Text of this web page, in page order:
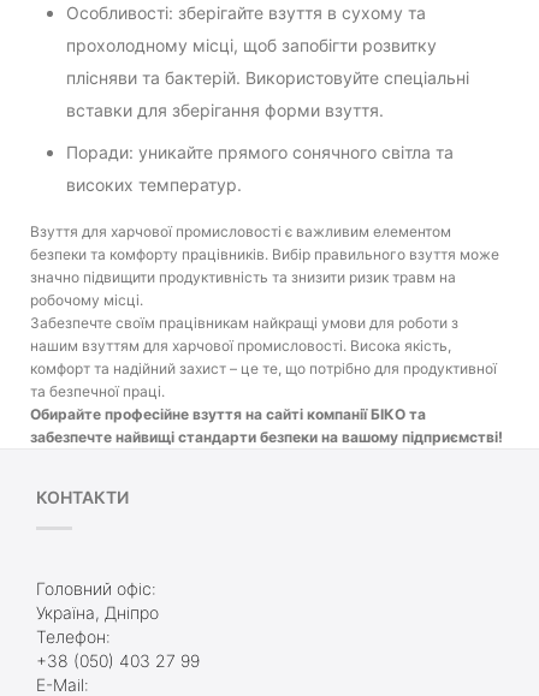
Особливості: зберігайте взуття в сухому та
прохолодному місці, щоб запобігти розвитку
плісняви та бактерій. Використовуйте спеціальні
вставки для зберігання форми взуття.
Поради: уникайте прямого сонячного світла та
високих температур.
Взуття для харчової промисловості є важливим елементом
безпеки та комфорту працівників. Вибір правильного взуття може
значно підвищити продуктивність та знизити ризик травм на
робочому місці.
Забезпечте своїм працівникам найкращі умови для роботи з
нашим взуттям для харчової промисловості. Висока якість,
комфорт та надійний захист – це те, що потрібно для продуктивної
та безпечної праці.
Обирайте професійне взуття на сайті компанії БІКО та
забезпечте найвищі стандарти безпеки на вашому підприємстві!
КОНТАКТИ
Головний офіс:
Україна, Дніпро
Телефон:
+38 (050) 403 27 99
E-Mail: